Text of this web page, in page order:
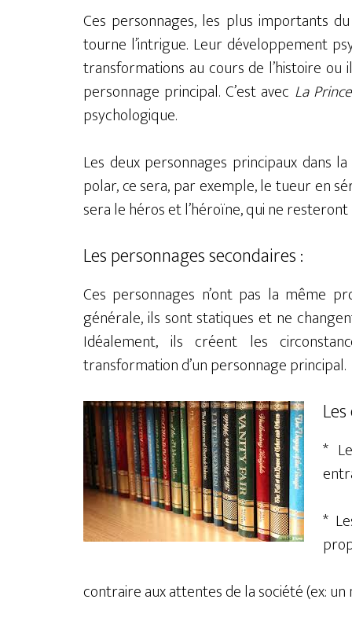
Ces personnages, les plus importants
tourne l’intrigue. Leur développement
transformations au cours de l’histoire
personnage principal. C’est avec La
psychologique.
Les deux personnages principaux dans
polar, ce sera, par exemple, le tueur en
sera le héros et l’héroïne, qui ne
Les personnages secondaires :
Ces personnages n’ont pas la même
générale, ils sont statiques et ne
Idéalement, ils créent les
transformation d’un personnage principal.
*
*
contraire aux attentes de la société (ex: